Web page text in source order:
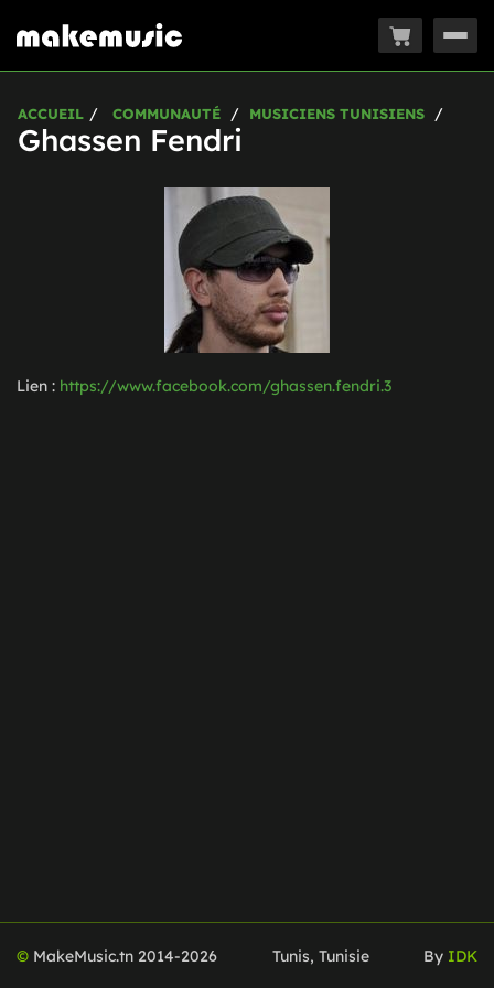
ACCUEIL COMMUNAUTÉ MUSICIENS TUNISIENS
Ghassen Fendri
Lien : https://www.facebook.com/ghassen.fendri.3
© MakeMusic.tn 2014-2026 Tunis, Tunisie By IDK